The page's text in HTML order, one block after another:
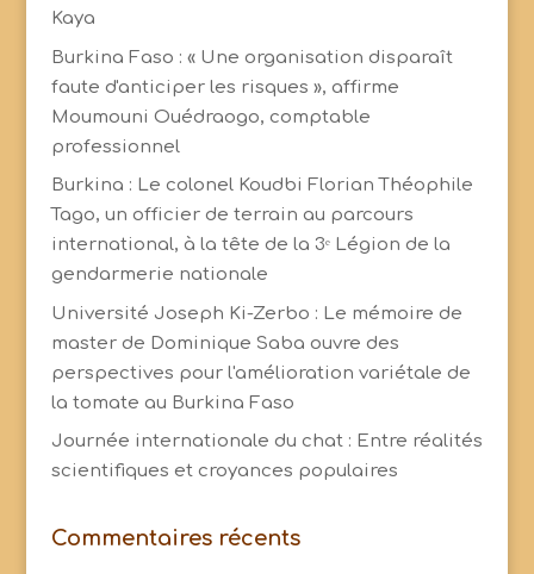
Kaya
Burkina Faso : « Une organisation disparaît
faute d'anticiper les risques », affirme
Moumouni Ouédraogo, comptable
professionnel
Burkina : Le colonel Koudbi Florian Théophile
Tago, un officier de terrain au parcours
international, à la tête de la 3ᵉ Légion de la
gendarmerie nationale
Université Joseph Ki-Zerbo : Le mémoire de
master de Dominique Saba ouvre des
perspectives pour l'amélioration variétale de
la tomate au Burkina Faso
Journée internationale du chat : Entre réalités
scientifiques et croyances populaires
Commentaires récents